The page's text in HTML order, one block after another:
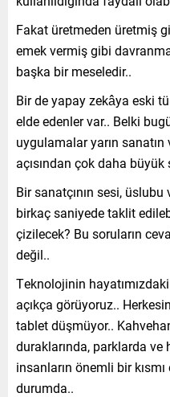
Fakat üretmeden üretmiş
emek vermiş gibi
başka bir meseledir..
Bir de yapay zekâya eski
elde edenler var.. Belki
uygulamalar yarın sanatın
açısından çok daha
Bir sanatçının sesi,
birkaç saniyede taklit
çizilecek? Bu soruların
değil..
Teknolojinin
açıkça görüyoruz..
tablet düşmüyor..
duraklarında, parklarda
insanların önemli bir
durumda..